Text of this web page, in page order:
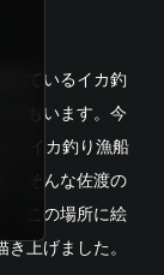
れているイカ釣
人もいます。今
たイカ釣り漁船
。そんな佐渡の
「この場所に絵
上げました。